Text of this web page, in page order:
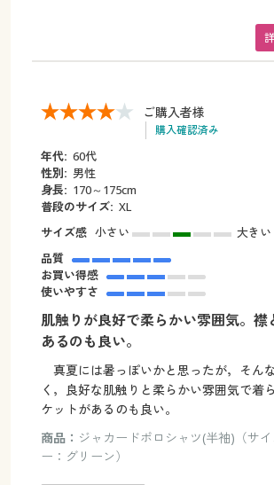
ご購入者様
購入確認済み
年代: 60代
性別: 男性
身長: 170～175cm
普段のサイズ: XL
サイズ感 小さい
大きい
品質
お買い得感
使いやすさ
肌触りが良好で柔らかい雰囲気。襟
あるのも良い。
真夏には暑っぽいかと思ったが，そん
く，良好な肌触りと柔らかい雰囲気で着
ケットがあるのも良い。
商品： ジャカードポロシャツ(半袖)（サ
ー：グリーン）